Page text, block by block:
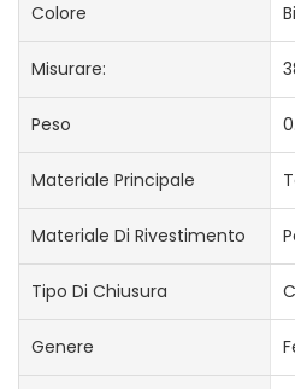
Colore
Misurare:
Peso
Materiale Principale
Materiale Di Rivestimento
Tipo Di Chiusura
Genere